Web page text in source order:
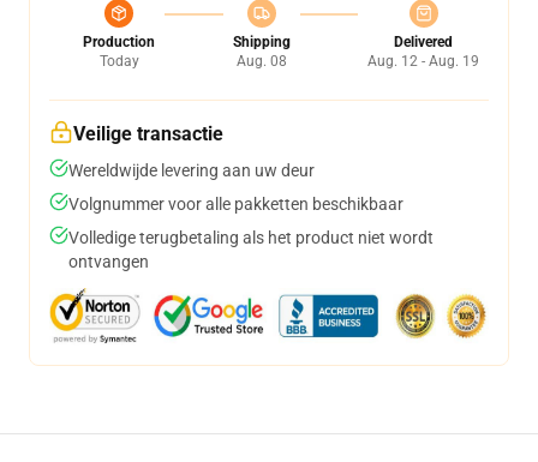
Production
Today
Shipping
Aug. 08
Delivered
Aug. 12 - Aug. 19
Veilige transactie
Wereldwijde levering aan uw deur
Volgnummer voor alle pakketten beschikbaar
Volledige terugbetaling als het product niet wordt
ontvangen